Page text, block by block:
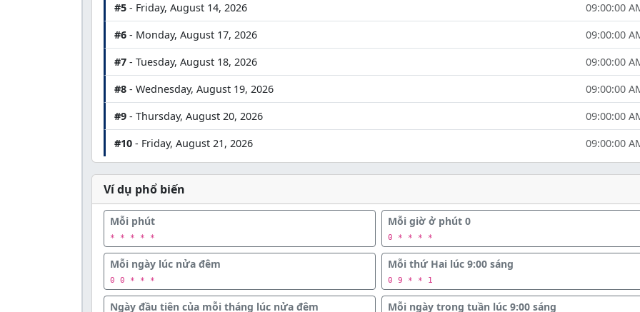
#5 - Friday, August 14, 2026
09:00:00
#6 - Monday, August 17, 2026
09:00:00
#7 - Tuesday, August 18, 2026
09:00:00
#8 - Wednesday, August 19, 2026
09:00:00
#9 - Thursday, August 20, 2026
09:00:00
#10 - Friday, August 21, 2026 09:00:00
Ví dụ phổ biến
Mỗi phút
* * * * *
Mỗi giờ ở phút 0
0 * * * *
Mỗi ngày lúc nửa đêm
0 0 * * *
Mỗi thứ Hai lúc 9:00 sáng
0 9 * * 1
Ngày đầu tiên của mỗi tháng lúc nửa đêm Mỗi ngày trong tuần lúc 9:00 sáng